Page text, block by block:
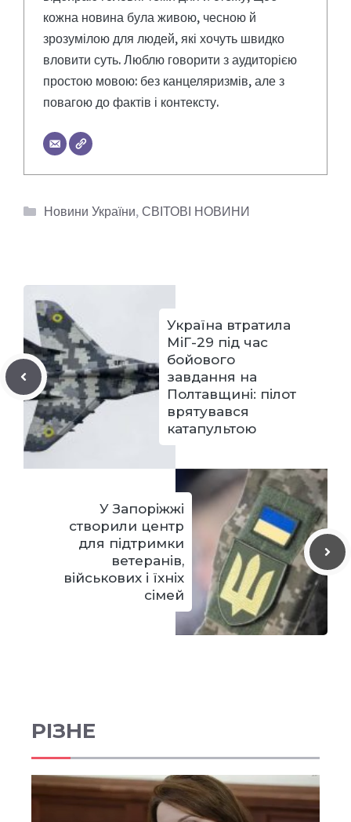
кожна новина була живою, чесною й
зрозумілою для людей, які хочуть швидко
вловити суть. Люблю говорити з аудиторією
простою мовою: без канцеляризмів, але з
повагою до фактів і контексту.
Категорії
Новини України, СВІТОВІ НОВИНИ
Україна втратила
МіГ-29 під час
бойового
завдання на
Полтавщині: пілот
врятувався
катапультою
У Запоріжжі
створили центр
для підтримки
ветеранів,
військових і їхніх
сімей
РІЗНЕ